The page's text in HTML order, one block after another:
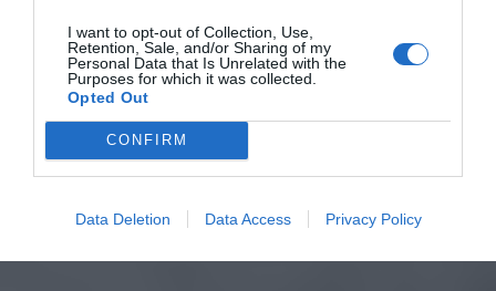
I want to opt-out of Collection, Use,
Retention, Sale, and/or Sharing of my
Personal Data that Is Unrelated with the
Purposes for which it was collected.
Opted Out
CONFIRM
Data Deletion Data Access Privacy Policy